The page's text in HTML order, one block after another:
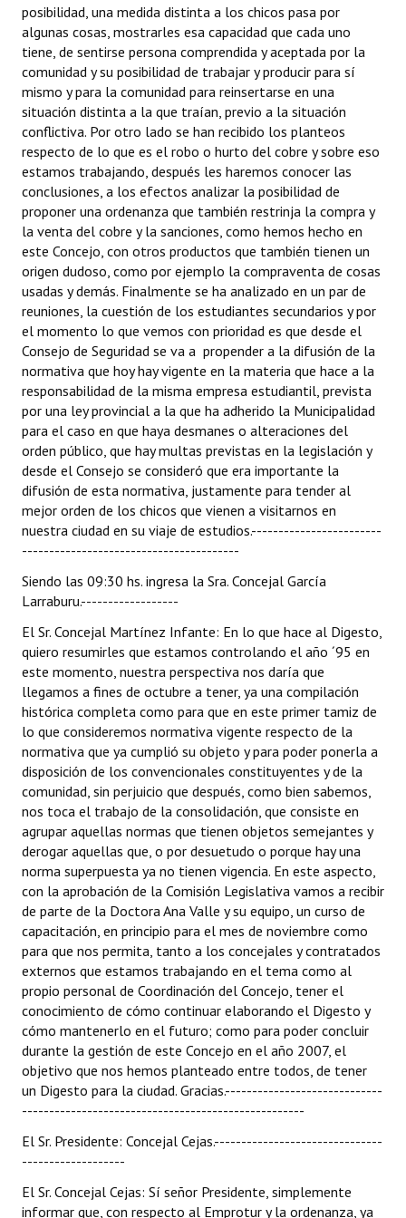
posibilidad, una medida distinta a los chicos pasa por
algunas cosas, mostrarles esa capacidad que cada uno
tiene, de sentirse persona comprendida y aceptada por la
comunidad y su posibilidad de trabajar y producir para sí
mismo y para la comunidad para reinsertarse en una
situación distinta a la que traían, previo a la situación
conflictiva. Por otro lado se han recibido los planteos
respecto de lo que es el robo o hurto del cobre y sobre eso
estamos trabajando, después les haremos conocer las
conclusiones, a los efectos analizar la posibilidad de
proponer una ordenanza que también restrinja la compra y
la venta del cobre y la sanciones, como hemos hecho en
este Concejo, con otros productos que también tienen un
origen dudoso, como por ejemplo la compraventa de cosas
usadas y demás. Finalmente se ha analizado en un par de
reuniones, la cuestión de los estudiantes secundarios y por
el momento lo que vemos con prioridad es que desde el
Consejo de Seguridad se va a propender a la difusión de la
normativa que hoy hay vigente en la materia que hace a la
responsabilidad de la misma empresa estudiantil, prevista
por una ley provincial a la que ha adherido la Municipalidad
para el caso en que haya desmanes o alteraciones del
orden público, que hay multas previstas en la legislación y
desde el Consejo se consideró que era importante la
difusión de esta normativa, justamente para tender al
mejor orden de los chicos que vienen a visitarnos en
nuestra ciudad en su viaje de estudios.------------------------
----------------------------------------
Siendo las 09:30 hs. ingresa la Sra. Concejal García
Larraburu.------------------
El Sr. Concejal Martínez Infante: En lo que hace al Digesto,
quiero resumirles que estamos controlando el año ´95 en
este momento, nuestra perspectiva nos daría que
llegamos a fines de octubre a tener, ya una compilación
histórica completa como para que en este primer tamiz de
lo que consideremos normativa vigente respecto de la
normativa que ya cumplió su objeto y para poder ponerla a
disposición de los convencionales constituyentes y de la
comunidad, sin perjuicio que después, como bien sabemos,
nos toca el trabajo de la consolidación, que consiste en
agrupar aquellas normas que tienen objetos semejantes y
derogar aquellas que, o por desuetudo o porque hay una
norma superpuesta ya no tienen vigencia. En este aspecto,
con la aprobación de la Comisión Legislativa vamos a recibir
de parte de la Doctora Ana Valle y su equipo, un curso de
capacitación, en principio para el mes de noviembre como
para que nos permita, tanto a los concejales y contratados
externos que estamos trabajando en el tema como al
propio personal de Coordinación del Concejo, tener el
conocimiento de cómo continuar elaborando el Digesto y
cómo mantenerlo en el futuro; como para poder concluir
durante la gestión de este Concejo en el año 2007, el
objetivo que nos hemos planteado entre todos, de tener
un Digesto para la ciudad. Gracias.-----------------------------
----------------------------------------------------
El Sr. Presidente: Concejal Cejas.-------------------------------
-------------------
El Sr. Concejal Cejas: Sí señor Presidente, simplemente
informar que, con respecto al Emprotur y la ordenanza, ya